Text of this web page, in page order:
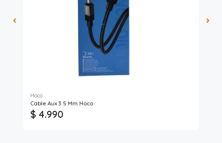
Hoco
Cable Aux 3.5 Mm Hoco
$ 4.990